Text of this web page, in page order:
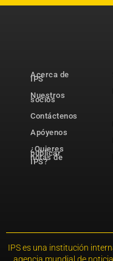
Acerca de
IPS
Nuestros
socios
Contáctenos
Apóyenos
¿Quieres
publicar
notas de
IPS?
IPS es una institución
agencia mundial de